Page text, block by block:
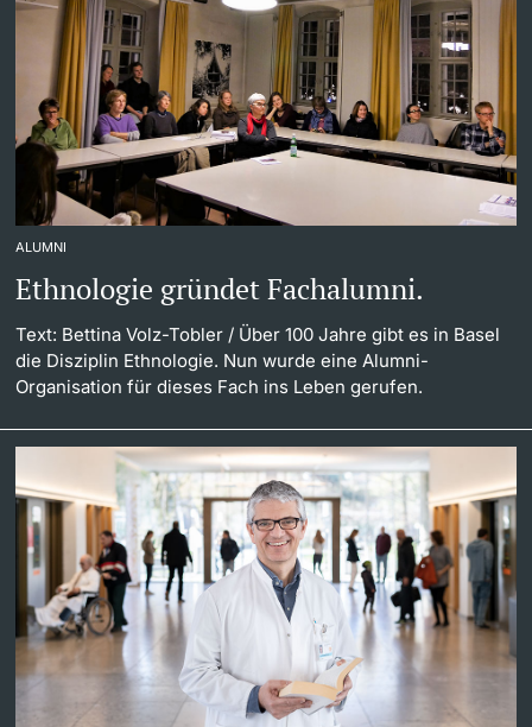
ALUMNI
Ethnologie gründet Fachalumni.
Text: Bettina Volz-Tobler / Über 100 Jahre gibt es in Basel
die Disziplin Ethnologie. Nun wurde eine Alumni-
Organisation für dieses Fach ins Leben gerufen.